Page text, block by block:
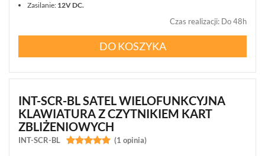
AKTUALNOŚCI
OPINIE
SZKOLENIA
CENNIKI
OPROGRAMOWANIE
DOSTAWA
ZWROT
SKLEPU
REGULAMIN
POLITYKA
PRYWATNOŚCI
Zasilanie: 12V DC.
Czas realizacji: Do 48h
DO KOSZYKA
INT-SCR-BL SATEL WIELOFUNKCYJNA
KLAWIATURA Z CZYTNIKIEM KART
ZBLIŻENIOWYCH
INT-SCR-BL 
 (1 opinia)